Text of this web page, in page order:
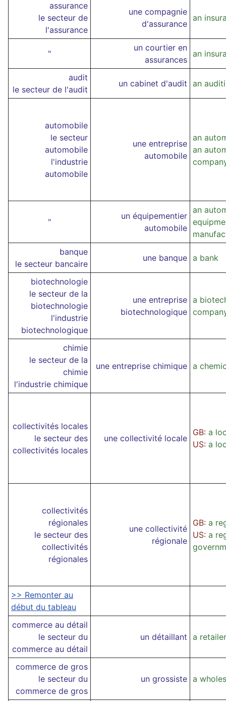
assurance
le secteur de
l'assurance
une compagnie
d'assurance
an
"
un courtier en
assurances
an
audit
le secteur de l'audit
un cabinet d'audit an
automobile
le secteur
automobile
l'industrie
automobile
une entreprise
automobile
an
an
"
un équipementier
automobile
an
banque
le secteur bancaire
une banque a bank
biotechnologie
le secteur de la
biotechnologie
l'industrie
biotechnologique
une entreprise
biotechnologique
a
chimie
le secteur de la
chimie
l'industrie chimique
une entreprise chimique a
collectivités locales
le secteur des
collectivités locales
une collectivité locale
GB: a
US: a
collectivités
régionales
le secteur des
collectivités
régionales
une collectivité
régionale
GB: a
US: a
>> Remonter au
début du tableau
commerce au détail
le secteur du
commerce au détail
un détaillant a retailer
commerce de gros
le secteur du
commerce de gros
un grossiste a